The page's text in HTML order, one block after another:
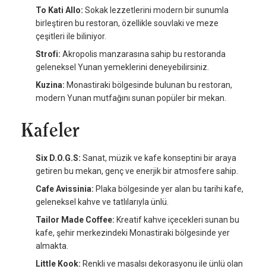
To Kati Allo: Sokak lezzetlerini modern bir sunumla
birleştiren bu restoran, özellikle souvlaki ve meze
çeşitleri ile biliniyor.
Strofi: Akropolis manzarasına sahip bu restoranda
geleneksel Yunan yemeklerini deneyebilirsiniz.
Kuzina: Monastiraki bölgesinde bulunan bu restoran,
modern Yunan mutfağını sunan popüler bir mekan.
Kafeler
Six D.O.G.S: Sanat, müzik ve kafe konseptini bir araya
getiren bu mekan, genç ve enerjik bir atmosfere sahip.
Cafe Avissinia: Plaka bölgesinde yer alan bu tarihi kafe,
geleneksel kahve ve tatlılarıyla ünlü.
Tailor Made Coffee: Kreatif kahve içecekleri sunan bu
kafe, şehir merkezindeki Monastiraki bölgesinde yer
almakta.
Little Kook: Renkli ve masalsı dekorasyonu ile ünlü olan